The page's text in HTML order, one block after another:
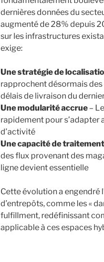
dernières données du
augmenté de 28% depuis
sur les infrastructures
exige:
Une stratégie de
rapprochent désormais
délais de livraison du
Une modularité accrue –
rapidement pour s’adapter
d’activité
Une capacité de
des flux provenant des
ligne devient essentielle
Cette évolution a engendré
d’entrepôts, comme les «
fulfillment, redéfinissant
applicable à ces espaces